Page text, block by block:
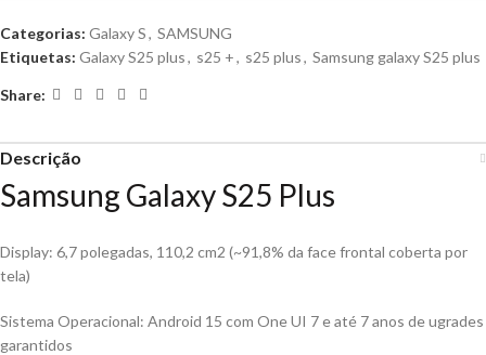
Categorias: Galaxy S, SAMSUNG
Etiquetas: Galaxy S25 plus, s25 +, s25 plus, Samsung galaxy S25 plus
Share:
Descrição
Samsung Galaxy S25 Plus
Display: 6,7 polegadas, 110,2 cm2 (~91,8% da face frontal coberta por
tela)
Sistema Operacional: Android 15 com One UI 7 e até 7 anos de ugrades
garantidos